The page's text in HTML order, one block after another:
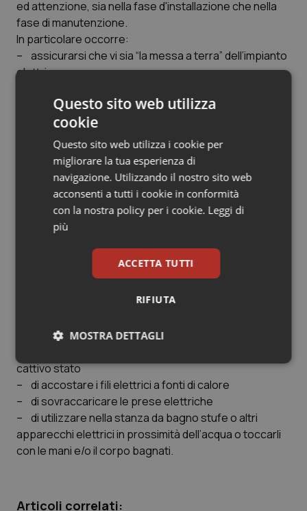
Salute orale & impianti
Sangue & coagulazione
Tumore al seno
Tumore ovarico
Tumori del Polmone & Testa Collo
Tumori gastrointestinali
Ulcera & Reflusso
ed attenzione, sia nella fase d'installazione che nella
fase di manutenzione.
In particolare occorre:
– assicurarsi che vi sia “la messa a terra” dell’impianto
elettrico
– assicurarsi che l’impianto sia sempre in ottimo
stato, così anche le spine ed i fili.
Quando si utilizzano gli impianti occorre osservare
particolari precauzioni e si consiglia di evitare:
– il contatto ravvicinato di parti del corpo a stufe o
altri apparecchi elettrici per non correre il rischio di
ustioni o complicazioni vascolari.
– di coricarsi senza aver prima spento apparecchi
usati per scaldare il letto (scaldini o termocoperte, o
infiammabile, come tappeti, tappezzerie, in prossimità
– di utilizzare stufe o apparecchi elettrici che
cattivo stato
– di accostare i fili elettrici a fonti di calore
– di sovraccaricare le prese elettriche
– di utilizzare nella stanza da bagno stufe o altri
apparecchi elettrici in prossimità dell’acqua o toccarli
con le mani e/o il corpo bagnati.
Articoli correlati:
Questo sito web utilizza
cookie
Questo sito web utilizza i cookie per
migliorare la tua esperienza di
navigazione. Utilizzando il nostro sito web
acconsenti a tutti i cookie in conformità
con la nostra policy per i cookie. Leggi di
più
ACCETTA TUTTI
RIFIUTA
MOSTRA DETTAGLI
Necessari Statistici Marketing
navigazione sulle pagine e l'accesso alle aree